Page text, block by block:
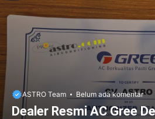
ASTRO Team Belum ada komentar
Dealer Resmi AC Gree